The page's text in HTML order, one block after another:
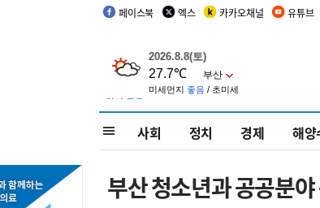
페이스북 엑스 카카오채널 유튜브
사회 정치 경제 해
부산 청소년과 공공분